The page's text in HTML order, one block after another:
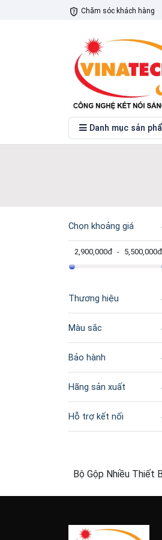
Chăm sóc khách hàng
Danh mục sản
Chọn khoảng giá
2,900,000đ - 5,500,000đ
Thương hiệu
Màu sắc
Bảo hành
Hãng sản xuất
Hỗ trợ kết nối
Bộ Gộp Nhiều Thiết